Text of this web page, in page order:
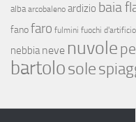
alba arcobaleno ardizio baia
fanofaro fulmini fuochi d'artificio
nebbia neve nuvole
bartolosole